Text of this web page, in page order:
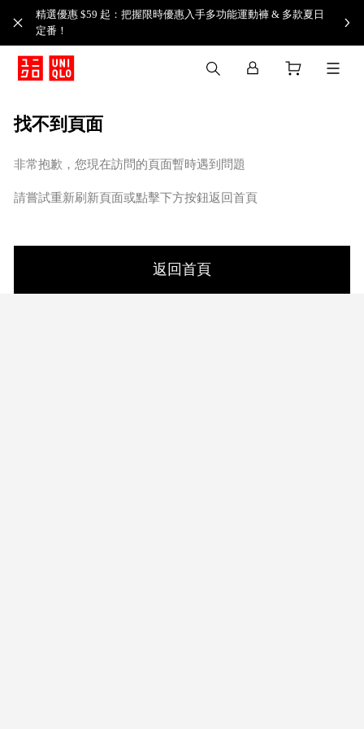
精選優惠 $59 起：把握限時優惠入手多功能運動褲 & 多款夏日
定番！​
找不到頁面
非常抱歉，您現在訪問的頁面暫時遇到問題
請嘗試重新刷新頁面或點擊下方按鈕返回首頁
返回首頁